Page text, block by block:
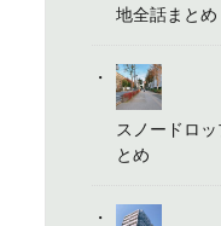
地全話まとめ
スノードロ
とめ